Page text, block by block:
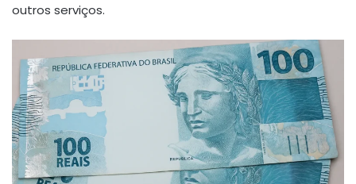
outros serviços.